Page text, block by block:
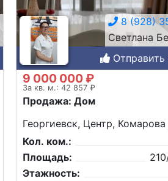
8 (928)
Светлана
Отправить
9 000 000 ₽
За кв. м.: 42 857 ₽
Продажа: Дом
Георгиевск, Центр, Комарова
Кол. ком.:
Площадь:
Этажность: